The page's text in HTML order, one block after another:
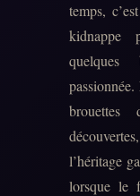
temps,
kidnappe
l’héritage
lorsque le